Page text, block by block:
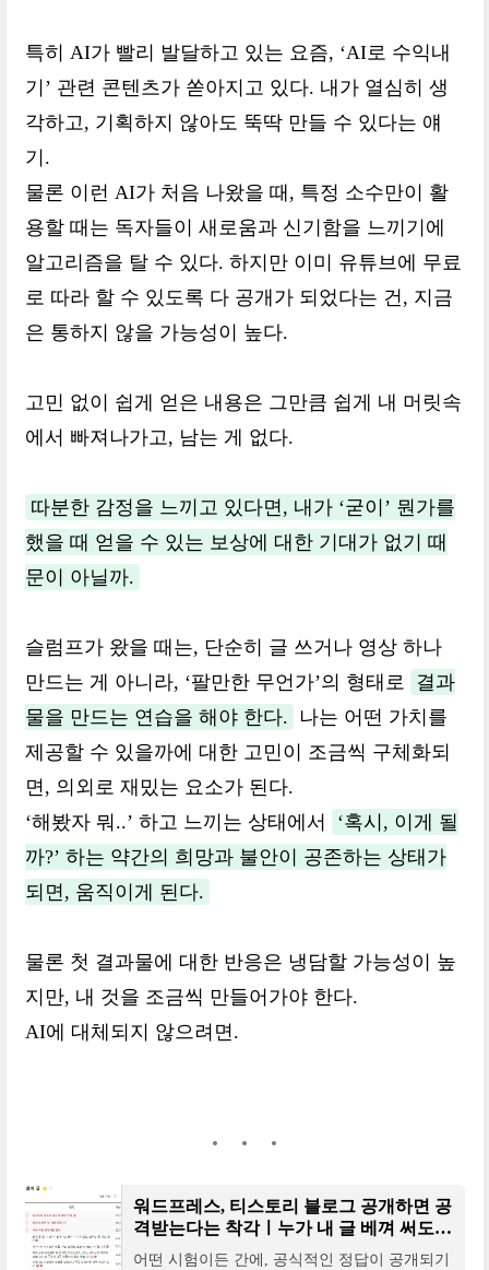
특히 AI가 빨리 발달하고 있는 요즘, ‘AI로 수익내
기’ 관련 콘텐츠가 쏟아지고 있다. 내가 열심히 생
각하고, 기획하지 않아도 뚝딱 만들 수 있다는 얘
기.
물론 이런 AI가 처음 나왔을 때, 특정 소수만이 활
용할 때는 독자들이 새로움과 신기함을 느끼기에
알고리즘을 탈 수 있다. 하지만 이미 유튜브에 무료
로 따라 할 수 있도록 다 공개가 되었다는 건, 지금
은 통하지 않을 가능성이 높다.
고민 없이 쉽게 얻은 내용은 그만큼 쉽게 내 머릿속
에서 빠져나가고, 남는 게 없다.
따분한 감정을 느끼고 있다면, 내가 ‘굳이’ 뭔가를
했을 때 얻을 수 있는 보상에 대한 기대가 없기 때
문이 아닐까.
슬럼프가 왔을 때는, 단순히 글 쓰거나 영상 하나
만드는 게 아니라, ‘팔만한 무언가’의 형태로
결과
물을 만드는 연습을 해야 한다.
나는 어떤 가치를
제공할 수 있을까에 대한 고민이 조금씩 구체화되
면, 의외로 재밌는 요소가 된다.
‘해봤자 뭐..’ 하고 느끼는 상태에서
‘혹시, 이게 될
까?’ 하는 약간의 희망과 불안이 공존하는 상태가
되면, 움직이게 된다.
물론 첫 결과물에 대한 반응은 냉담할 가능성이 높
지만, 내 것을 조금씩 만들어가야 한다.
AI에 대체되지 않으려면.
워드프레스, 티스토리 블로그 공개하면 공
격받는다는 착각ㅣ누가 내 글 베껴 써도
괜찮을까
어떤 시험이든 간에, 공식적인 정답이 공개되기